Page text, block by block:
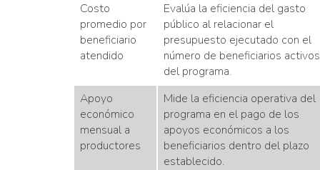
Costo
promedio por
beneficiario
atendido
Evalúa la eficiencia del gasto
público al relacionar el
presupuesto ejecutado con el
número de beneficiarios activos
del programa.
Apoyo
económico
mensual a
productores
Mide la eficiencia operativa del
programa en el pago de los
apoyos económicos a los
beneficiarios dentro del plazo
establecido.